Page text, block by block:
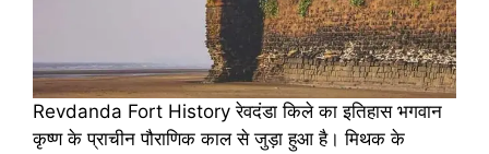
Revdanda Fort History रेवदंडा किले का इतिहास भगवान
कृष्ण के प्राचीन पौराणिक काल से जुड़ा हुआ है। मिथक के